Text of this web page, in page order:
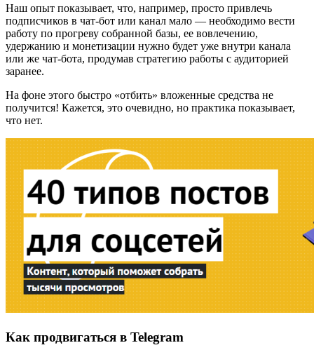
Наш опыт показывает, что, например, просто привлечь
подписчиков в чат-бот или канал мало — необходимо вести
работу по прогреву собранной базы, ее вовлечению,
удержанию и монетизации нужно будет уже внутри канала
или же чат-бота, продумав стратегию работы с аудиторией
заранее.
На фоне этого быстро «отбить» вложенные средства не
получится! Кажется, это очевидно, но практика показывает,
что нет.
Как продвигаться в Telegram